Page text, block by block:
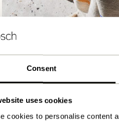
Consent
uses cookies
cookies to personalise content
Plaider
Shop nu